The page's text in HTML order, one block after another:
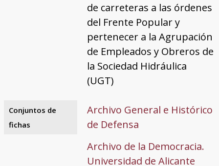
de carreteras a las órdenes
del Frente Popular y
pertenecer a la Agrupación
de Empleados y Obreros de
la Sociedad Hidráulica
(UGT)
Conjuntos de
fichas
Archivo General e Histórico
de Defensa
Archivo de la Democracia.
Universidad de Alicante